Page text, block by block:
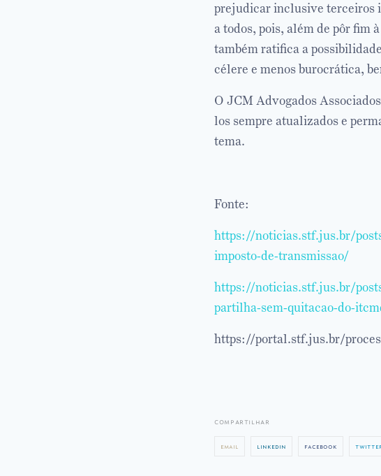
prejudicar inclusive terceiros
a todos, pois, além de pôr fim
também ratifica a
célere e menos burocrática,
O JCM Advogados
los sempre atualizados e
tema.
Fonte:
https://noticias.stf.jus.br/
imposto-de-transmissao/
https://noticias.stf.jus.br/
partilha-sem-quitacao-do-
https://portal.stf.jus.br/
compartilhar
email linkedin facebook